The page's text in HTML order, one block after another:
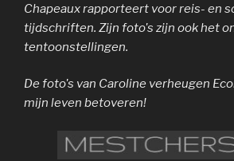
Chapeaux rapporteert voor reis- en
tijdschriften. Zijn foto's zijn ook het
tentoonstellingen.
De foto's van Caroline verheugen
mijn leven betoveren!